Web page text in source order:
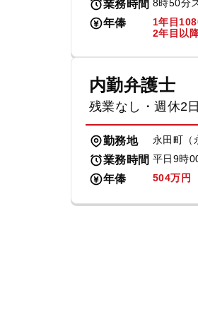
業務時間 8時50分
年俸
1年目
2年目以
内勤弁護士
残業なし・週休2
勤務地 永田町（
業務時間 平日9時
年俸 504万円